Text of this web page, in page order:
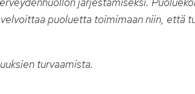
puoluetta toimimaan niin, että
turvaamista.